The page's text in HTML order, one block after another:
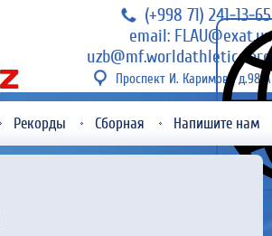
(+998 71) 241-13-65
email: FLAU@exat.uz
uzb@mf.worldathletics.org
Проспект И. Каримова д.98 А
Рекорды Сборная Напишите нам